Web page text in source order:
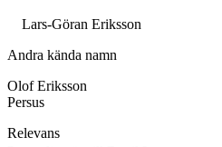
Lars-Göran Eriksson
Andra kända namn
Olof Eriksson
Persus
Relevans